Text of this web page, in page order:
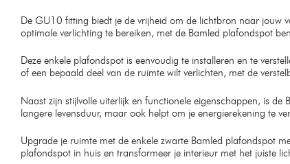
De GU10 fitting biedt je de vrijheid om de lichtbron naar jouw
optimale verlichting te bereiken, met de Bamled plafondspot
Deze enkele plafondspot is eenvoudig te installeren en te
of een bepaald deel van de ruimte wilt verlichten, met de
Naast zijn stijlvolle uiterlijk en functionele eigenschappen, is
langere levensduur, maar ook helpt om je energierekening te
Upgrade je ruimte met de enkele zwarte Bamled plafondspot
plafondspot in huis en transformeer je interieur met het juiste